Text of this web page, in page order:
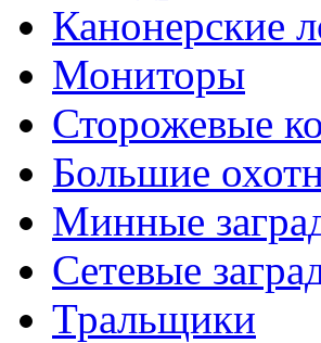
Канонерские
Мониторы
Сторожевые
Большие
Минные
Сетевые
Тральщики